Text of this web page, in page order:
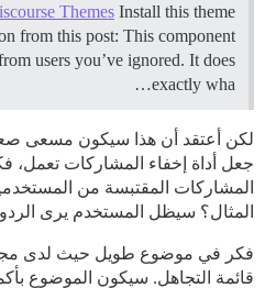
Themes Install this theme
from this post: This component
users you’ve ignored. It does
exactly wha…
لكن أعتقد أن هذا سيكون مسعى
جعل أداة إخفاء المشاركات
المشاركات المقتبسة من
المثال؟ سيظل المستخدم يرى
فكر في موضوع طويل حيث لدى
قائمة التجاهل. سيكون الموضوع